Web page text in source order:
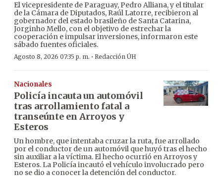
El vicepresidente de Paraguay, Pedro Alliana, y el titular
de la Cámara de Diputados, Raúl Latorre, recibieron al
gobernador del estado brasileño de Santa Catarina,
Jorginho Mello, con el objetivo de estrechar la
cooperación e impulsar inversiones, informaron este
sábado fuentes oficiales.
Agosto 8, 2026 07:35 p. m. · Redacción ÚH
Nacionales
Policía incauta un automóvil
tras arrollamiento fatal a
transeúnte en Arroyos y
Esteros
Un hombre, que intentaba cruzar la ruta, fue arrollado
por el conductor de un automóvil que huyó tras el hecho
sin auxiliar a la víctima. El hecho ocurrió en Arroyos y
Esteros. La Policía incautó el vehículo involucrado pero
no se dio a conocer la detención del conductor.